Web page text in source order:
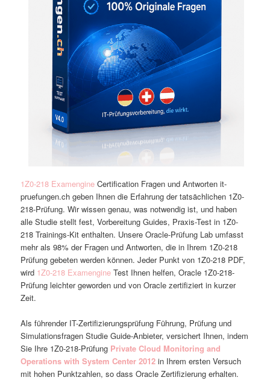
1Z0-218 Examengine Certification Fragen und Antworten it-
pruefungen.ch geben Ihnen die Erfahrung der tatsächlichen 1Z0-
218-Prüfung. Wir wissen genau, was notwendig ist, und haben
alle Studie stellt fest, Vorbereitung Guides, Praxis-Test in 1Z0-
218 Trainings-Kit enthalten. Unsere Oracle-Prüfung Lab umfasst
mehr als 98% der Fragen und Antworten, die in Ihrem 1Z0-218
Prüfung gebeten werden können. Jeder Punkt von 1Z0-218 PDF,
wird 1Z0-218 Examengine Test Ihnen helfen, Oracle 1Z0-218-
Prüfung leichter geworden und von Oracle zertifiziert in kurzer
Zeit.
Als führender IT-Zertifizierungsprüfung Führung, Prüfung und
Simulationsfragen Studie Guide-Anbieter, versichert Ihnen, indem
Sie Ihre 1Z0-218-Prüfung Private Cloud Monitoring and
Operations with System Center 2012 in Ihrem ersten Versuch
mit hohen Punktzahlen, so dass Oracle Zertifizierung erhalten.